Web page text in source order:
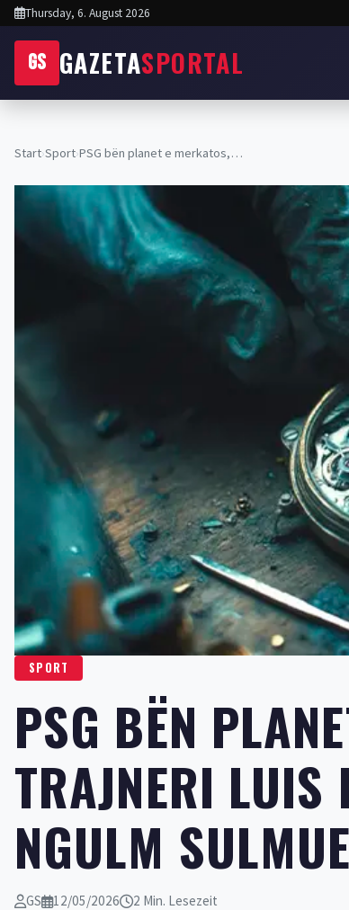
Thursday, 6. August 2026
GS GAZETASPORTAL
Start›Sport›PSG bën planet e merkatos,…
SPORT
PSG BËN
TRAJNERI LUIS
NGULM
GS 12/05/2026 2 Min. Lesezeit